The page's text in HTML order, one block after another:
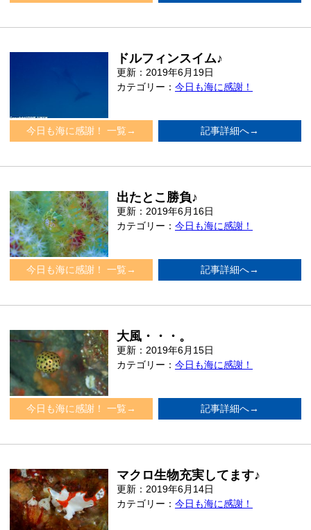
ドルフィンスイム♪
更新：2019年6月19日
カテゴリー： 今日も海に感謝！
今日も海に感謝！ 一覧→ 記事詳細へ→
出たとこ勝負♪
更新：2019年6月16日
カテゴリー： 今日も海に感謝！
今日も海に感謝！ 一覧→ 記事詳細へ→
大風・・・。
更新：2019年6月15日
カテゴリー： 今日も海に感謝！
今日も海に感謝！ 一覧→ 記事詳細へ→
マクロ生物充実してます♪
更新：2019年6月14日
カテゴリー： 今日も海に感謝！